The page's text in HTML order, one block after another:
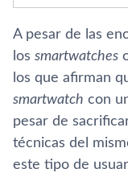
A pesar de las
los smartwatches
los que afirman
smartwatch con
pesar de
técnicas del
este tipo de